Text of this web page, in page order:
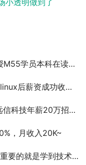
小透明做到了
在读入职成功，11k*14薪
资成功收获到14K/月
年薪20万招聘运维主管
，月收入20K~
视频，面试5家，拿了3家offer！成功的秘诀可以复制哦~